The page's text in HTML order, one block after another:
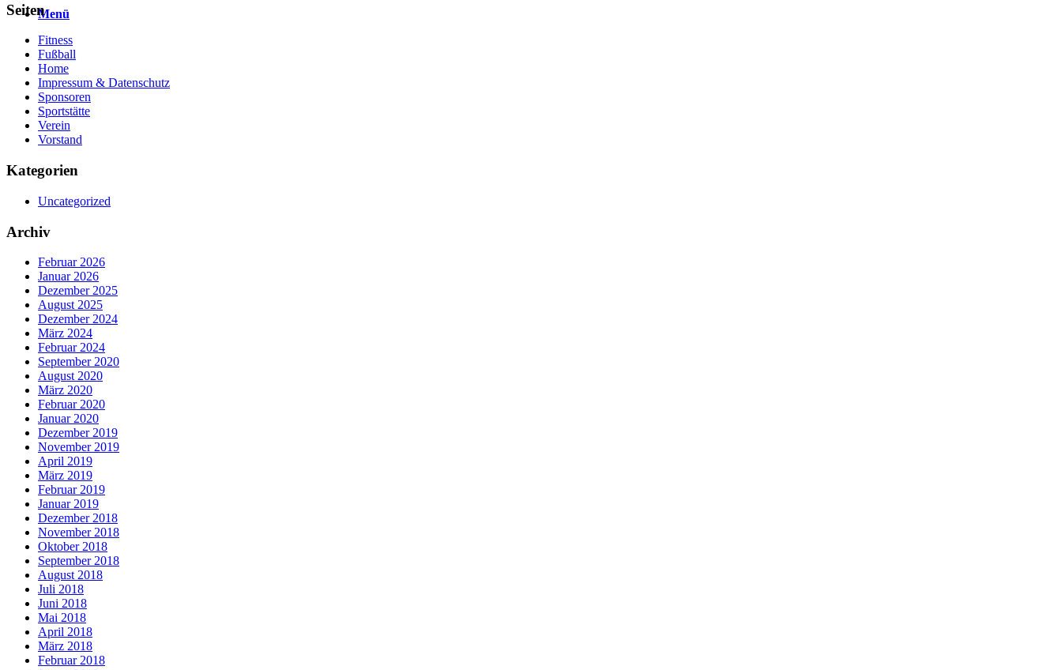
Menü
Seiten
Fitness
Fußball
Home
Impressum & Datenschutz
Sponsoren
Sportstätte
Verein
Vorstand
Kategorien
Uncategorized
Archiv
Februar 2026
Januar 2026
Dezember 2025
August 2025
Dezember 2024
März 2024
Februar 2024
September 2020
August 2020
März 2020
Februar 2020
Januar 2020
Dezember 2019
November 2019
April 2019
März 2019
Februar 2019
Januar 2019
Dezember 2018
November 2018
Oktober 2018
September 2018
August 2018
Juli 2018
Juni 2018
Mai 2018
April 2018
März 2018
Februar 2018